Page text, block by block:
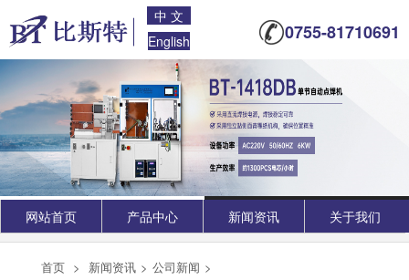
中 文
English
0755-81710691
网站首页 产品中心 新闻资讯 关于我们
首页 > 新闻资讯 > 公司新闻 >